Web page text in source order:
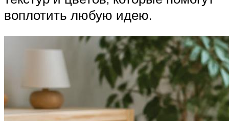
воплотить любую идею.